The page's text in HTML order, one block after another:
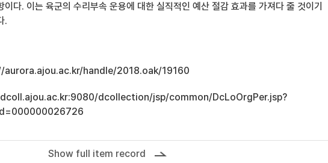
이다. 이는 육군의 수리부속 운용에 대한 실직적인 예산 절감 효과를 가져다 줄 것이기
.
handle/2018.oak/19160
dcollection/jsp/common/DcLoOrgPer.jsp?
Show full item record